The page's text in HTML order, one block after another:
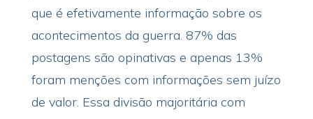
que é efetivamente informação sobre os
acontecimentos da guerra. 87% das
postagens são opinativas e apenas 13%
foram menções com informações sem juízo
de valor. Essa divisão majoritária com